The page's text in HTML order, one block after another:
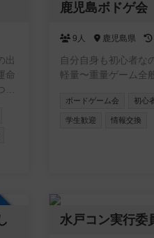
出
命
鹿児島ボドゲ会
9人 鹿児島県
自分自身も初心者な
軽量〜重量ゲーム全
ボードゲーム会 初心
学生歓迎 情報交換
水戸コン実行委